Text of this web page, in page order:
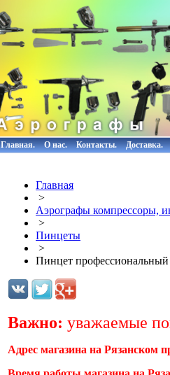
Главная. О нас. Контакты. Доставка.
Главная
>
Аэрографы компрессоры,
>
Пинцеты
>
Пинцет
Важно: уважаемые
Адрес магазина на Рязанском